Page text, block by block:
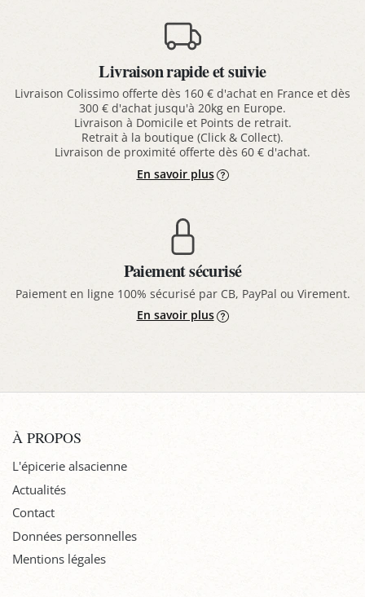
Livraison rapide et suivie
Livraison Colissimo offerte dès 160 € d'achat en France et dès
300 € d'achat jusqu'à 20kg en Europe.
Livraison à Domicile et Points de retrait.
Retrait à la boutique (Click & Collect).
Livraison de proximité offerte dès 60 € d'achat.
En savoir plus
Paiement sécurisé
Paiement en ligne 100% sécurisé par CB, PayPal ou Virement.
En savoir plus
À PROPOS
L'épicerie alsacienne
Actualités
Contact
Données personnelles
Mentions légales